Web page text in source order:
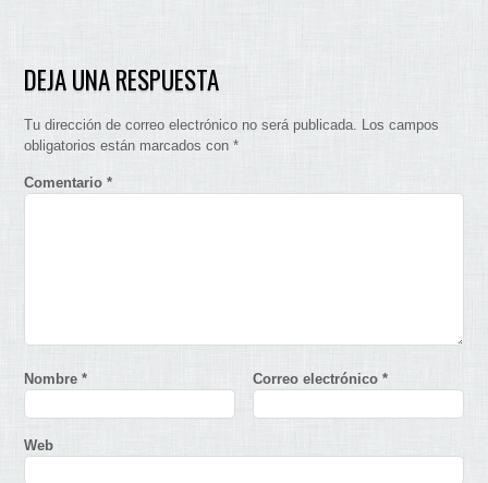
DEJA UNA RESPUESTA
Tu dirección de correo electrónico no será publicada. Los campos
obligatorios están marcados con*
Comentario*
Nombre* Correo electrónico*
Web